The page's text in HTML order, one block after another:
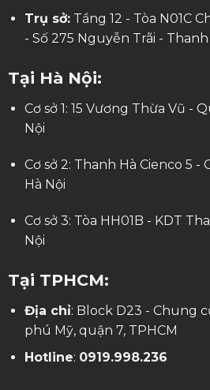
Trụ sở:Tầng 12 - Tòa N01C
- Số 275 Nguyễn Trãi -
Tại Hà Nội:
Cơ sở 1: 15 Vương Thừa Vũ -
Nội
Cơ sở 2: Thanh Hà Cienco 5 -
Hà Nội
Cơ sở 3: Tòa HH01B - KDT
Nội
Tại TPHCM:
Địa chỉ: Block D23 - Chung
phú Mỹ, quận 7, TPHCM
Hotline: 0919.998.236